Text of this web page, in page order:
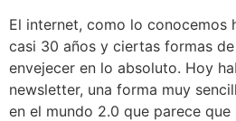
El internet, como lo conocemos
casi 30 años y ciertas formas
envejecer en lo absoluto. Hoy
newsletter, una forma muy
en el mundo 2.0 que parece